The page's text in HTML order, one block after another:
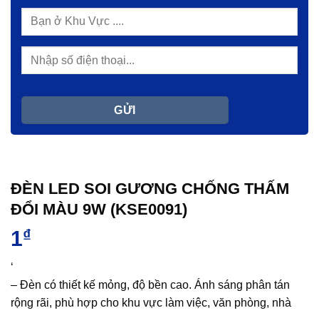
ĐÈN LED SOI GƯƠNG CHỐNG THẤM
ĐỔI MÀU 9W (KSE0091)
1₫
‘
– Đèn có thiết kế mỏng, độ bền cao. Ánh sáng phân tán
rộng rãi, phù hợp cho khu vực làm việc, văn phòng, nhà